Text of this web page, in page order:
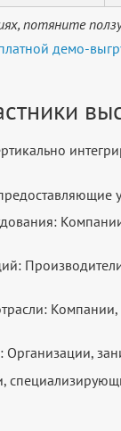
потяните
демо-
Организации,